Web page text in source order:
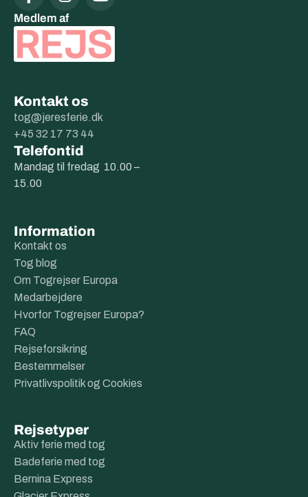
Medlem af
Kontakt os
tog@jeresferie.dk
+45 32 17 73 44
Telefontid
Mandag til fredag 10.00 –
15.00
Information
Kontakt os
Tog blog
Om Togrejser Europa
Medarbejdere
Hvorfor Togrejser Europa?
FAQ
Rejseforsikring
Bestemmelser
Privatlivspolitik og Cookies
Rejsetyper
Aktiv ferie med tog
Badeferie med tog
Bernina Express